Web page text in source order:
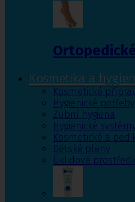
Kosmetika a
Kosmetické
Hygienické potřeby
Zubní hygiena
Hygienické
Kosmetické a
Dětské pleny
Úklidové